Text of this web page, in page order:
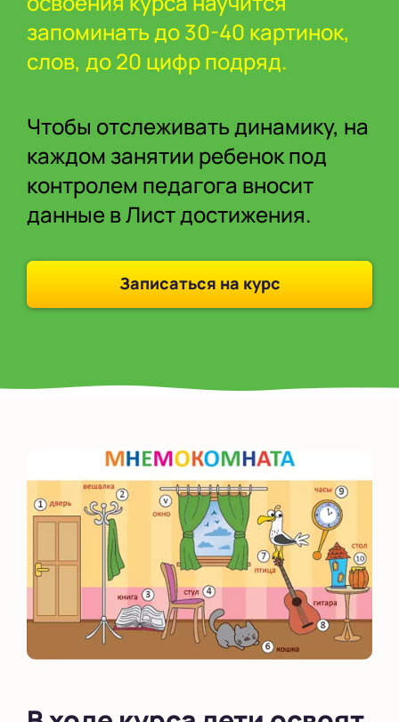
запоминать до 30-40 картинок,
слов, до 20 цифр подряд.
Чтобы отслеживать динамику, на
каждом занятии ребенок под
контролем педагога вносит
данные в Лист достижения.
Записаться на курс